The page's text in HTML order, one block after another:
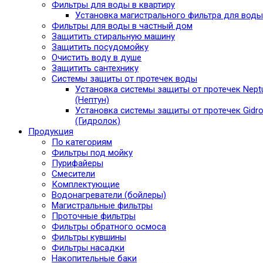
Фильтры для воды в квартиру
Установка магистрального фильтра для воды
Фильтры для воды в частный дом
Защитить стиральную машину
Защитить посудомойку
Очистить воду в душе
Защитить сантехнику
Системы защиты от протечек воды
Установка системы защиты от протечек
(Нептун)
Установка системы защиты от протечек
(Гидролок)
Продукция
По категориям
Фильтры под мойку
Пурифайеры
Смесители
Комплектующие
Водонагреватели (бойлеры)
Магистральные фильтры
Проточные фильтры
Фильтры обратного осмоса
Фильтры кувшины
Фильтры насадки
Накопительные баки